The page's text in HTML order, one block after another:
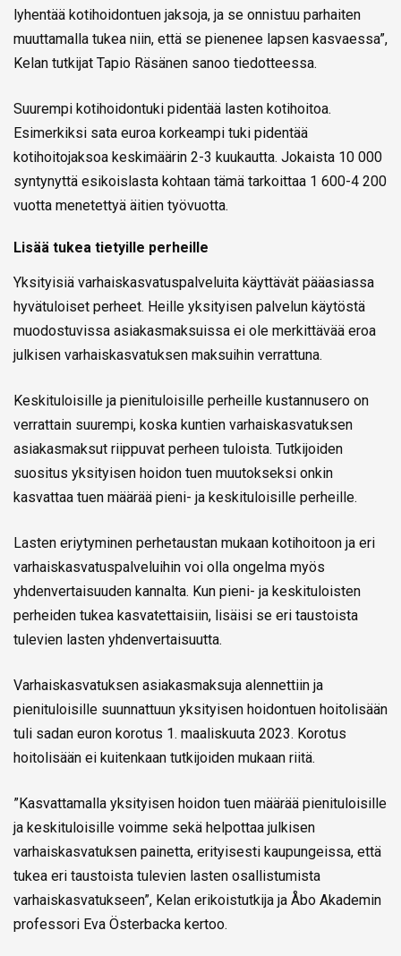
lyhentää kotihoidontuen jaksoja, ja se onnistuu parhaiten
muuttamalla tukea niin, että se pienenee lapsen kasvaessa”,
Kelan tutkijat Tapio Räsänen sanoo tiedotteessa.
Suurempi kotihoidontuki pidentää lasten kotihoitoa.
Esimerkiksi sata euroa korkeampi tuki pidentää
kotihoitojaksoa keskimäärin 2-3 kuukautta. Jokaista 10 000
syntynyttä esikoislasta kohtaan tämä tarkoittaa 1 600-4 200
vuotta menetettyä äitien työvuotta.
Lisää tukea tietyille perheille
Yksityisiä varhaiskasvatuspalveluita käyttävät pääasiassa
hyvätuloiset perheet. Heille yksityisen palvelun käytöstä
muodostuvissa asiakasmaksuissa ei ole merkittävää eroa
julkisen varhaiskasvatuksen maksuihin verrattuna.
Keskituloisille ja pienituloisille perheille kustannusero on
verrattain suurempi, koska kuntien varhaiskasvatuksen
asiakasmaksut riippuvat perheen tuloista. Tutkijoiden
suositus yksityisen hoidon tuen muutokseksi onkin
kasvattaa tuen määrää pieni- ja keskituloisille perheille.
Lasten eriytyminen perhetaustan mukaan kotihoitoon ja eri
varhaiskasvatuspalveluihin voi olla ongelma myös
yhdenvertaisuuden kannalta. Kun pieni- ja keskituloisten
perheiden tukea kasvatettaisiin, lisäisi se eri taustoista
tulevien lasten yhdenvertaisuutta.
Varhaiskasvatuksen asiakasmaksuja alennettiin ja
pienituloisille suunnattuun yksityisen hoidontuen hoitolisään
tuli sadan euron korotus 1. maaliskuuta 2023. Korotus
hoitolisään ei kuitenkaan tutkijoiden mukaan riitä.
”Kasvattamalla yksityisen hoidon tuen määrää pienituloisille
ja keskituloisille voimme sekä helpottaa julkisen
varhaiskasvatuksen painetta, erityisesti kaupungeissa, että
tukea eri taustoista tulevien lasten osallistumista
varhaiskasvatukseen”, Kelan erikoistutkija ja Åbo Akademin
professori Eva Österbacka kertoo.